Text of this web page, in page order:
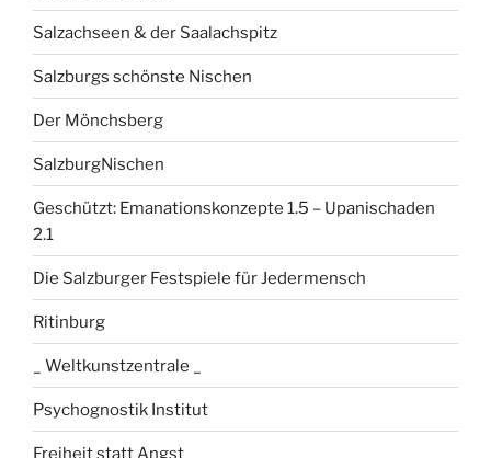
Salzachseen & der Saalachspitz
Salzburgs schönste Nischen
Der Mönchsberg
SalzburgNischen
Geschützt: Emanationskonzepte 1.5 – Upanischaden
2.1
Die Salzburger Festspiele für Jedermensch
Ritinburg
_ Weltkunstzentrale _
Psychognostik Institut
Freiheit statt Angst